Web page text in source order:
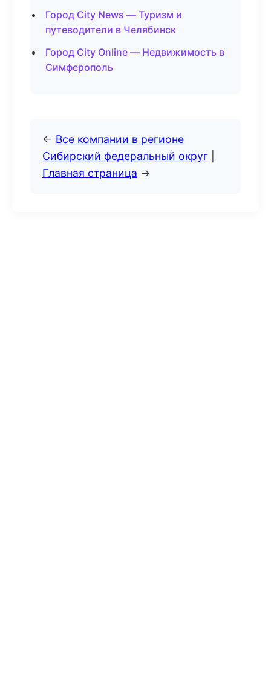
Город City News — Туризм и
путеводители в Челябинск
Город City Online — Недвижимость в
Симферополь
← Все компании в регионе
Сибирский федеральный округ
Главная страница →